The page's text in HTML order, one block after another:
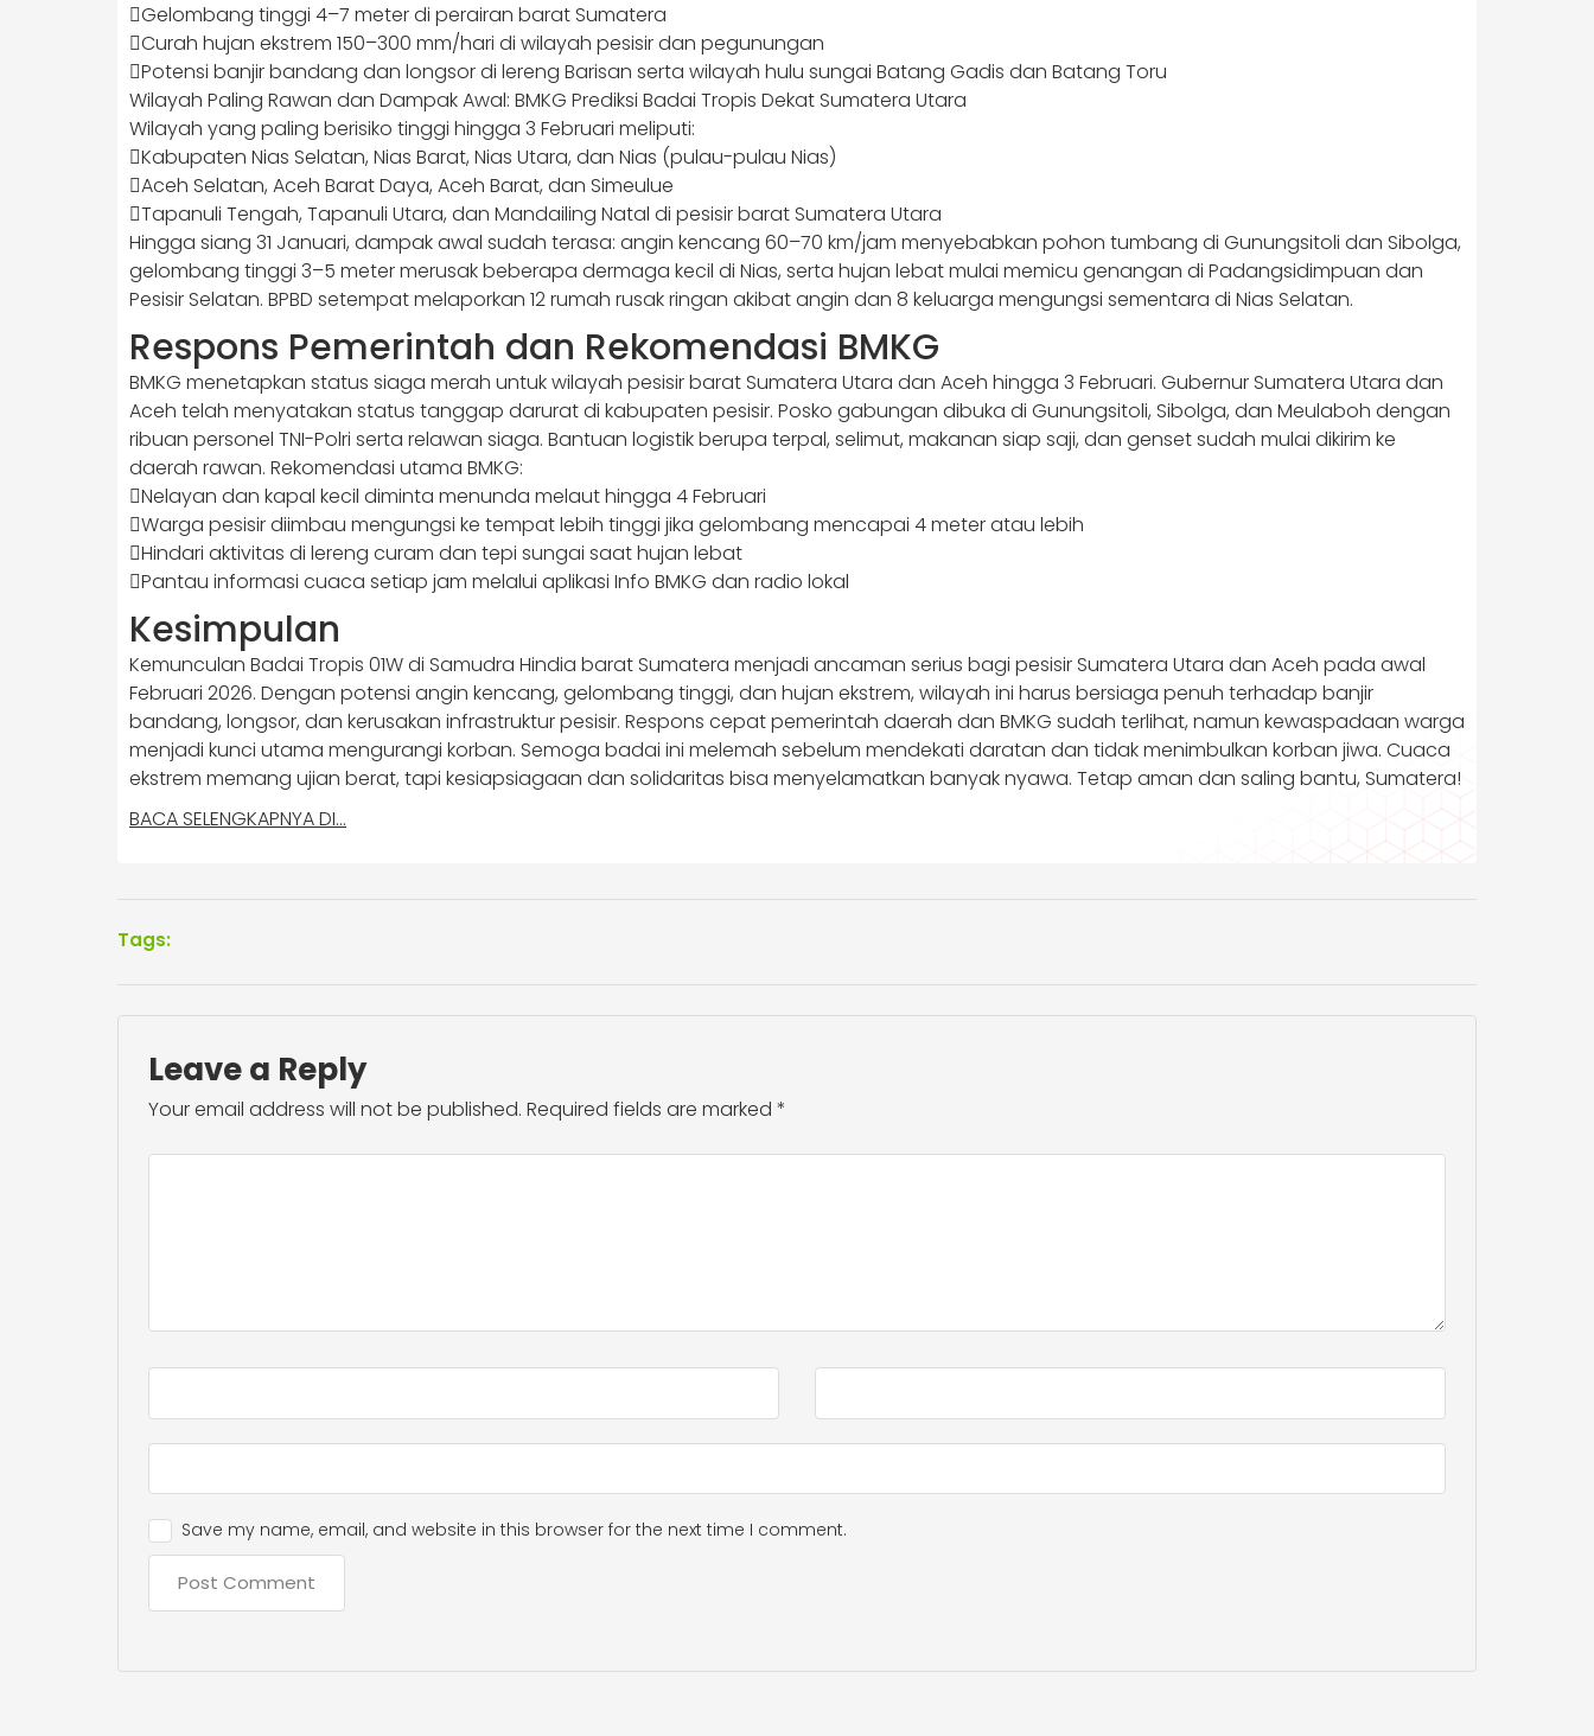
Gelombang tinggi 4–7 meter di perairan barat Sumatera
Curah hujan ekstrem 150–300 mm/hari di wilayah pesisir dan pegunungan
Potensi banjir bandang dan longsor di lereng Barisan serta wilayah hulu sungai Batang Gadis dan Batang Toru
Wilayah Paling Rawan dan Dampak Awal: BMKG Prediksi Badai Tropis Dekat Sumatera Utara
Wilayah yang paling berisiko tinggi hingga 3 Februari meliputi:
Kabupaten Nias Selatan, Nias Barat, Nias Utara, dan Nias (pulau-pulau Nias)
Aceh Selatan, Aceh Barat Daya, Aceh Barat, dan Simeulue
Tapanuli Tengah, Tapanuli Utara, dan Mandailing Natal di pesisir barat Sumatera Utara
Hingga siang 31 Januari, dampak awal sudah terasa: angin kencang 60–70 km/jam menyebabkan pohon tumbang di Gunungsitoli dan Sibolga,
gelombang tinggi 3–5 meter merusak beberapa dermaga kecil di Nias, serta hujan lebat mulai memicu genangan di Padangsidimpuan dan
Pesisir Selatan. BPBD setempat melaporkan 12 rumah rusak ringan akibat angin dan 8 keluarga mengungsi sementara di Nias Selatan.
Respons Pemerintah dan Rekomendasi BMKG
BMKG menetapkan status siaga merah untuk wilayah pesisir barat Sumatera Utara dan Aceh hingga 3 Februari. Gubernur Sumatera Utara dan
Aceh telah menyatakan status tanggap darurat di kabupaten pesisir. Posko gabungan dibuka di Gunungsitoli, Sibolga, dan Meulaboh dengan
ribuan personel TNI-Polri serta relawan siaga. Bantuan logistik berupa terpal, selimut, makanan siap saji, dan genset sudah mulai dikirim ke
daerah rawan. Rekomendasi utama BMKG:
Nelayan dan kapal kecil diminta menunda melaut hingga 4 Februari
Warga pesisir diimbau mengungsi ke tempat lebih tinggi jika gelombang mencapai 4 meter atau lebih
Hindari aktivitas di lereng curam dan tepi sungai saat hujan lebat
Pantau informasi cuaca setiap jam melalui aplikasi Info BMKG dan radio lokal
Kesimpulan
Kemunculan Badai Tropis 01W di Samudra Hindia barat Sumatera menjadi ancaman serius bagi pesisir Sumatera Utara dan Aceh pada awal
Februari 2026. Dengan potensi angin kencang, gelombang tinggi, dan hujan ekstrem, wilayah ini harus bersiaga penuh terhadap banjir
bandang, longsor, dan kerusakan infrastruktur pesisir. Respons cepat pemerintah daerah dan BMKG sudah terlihat, namun kewaspadaan warga
menjadi kunci utama mengurangi korban. Semoga badai ini melemah sebelum mendekati daratan dan tidak menimbulkan korban jiwa. Cuaca
ekstrem memang ujian berat, tapi kesiapsiagaan dan solidaritas bisa menyelamatkan banyak nyawa. Tetap aman dan saling bantu, Sumatera!
BACA SELENGKAPNYA DI…
Tags:
Leave a Reply
Your email address will not be published. Required fields are marked *
Save my name, email, and website in this browser for the next time I comment.